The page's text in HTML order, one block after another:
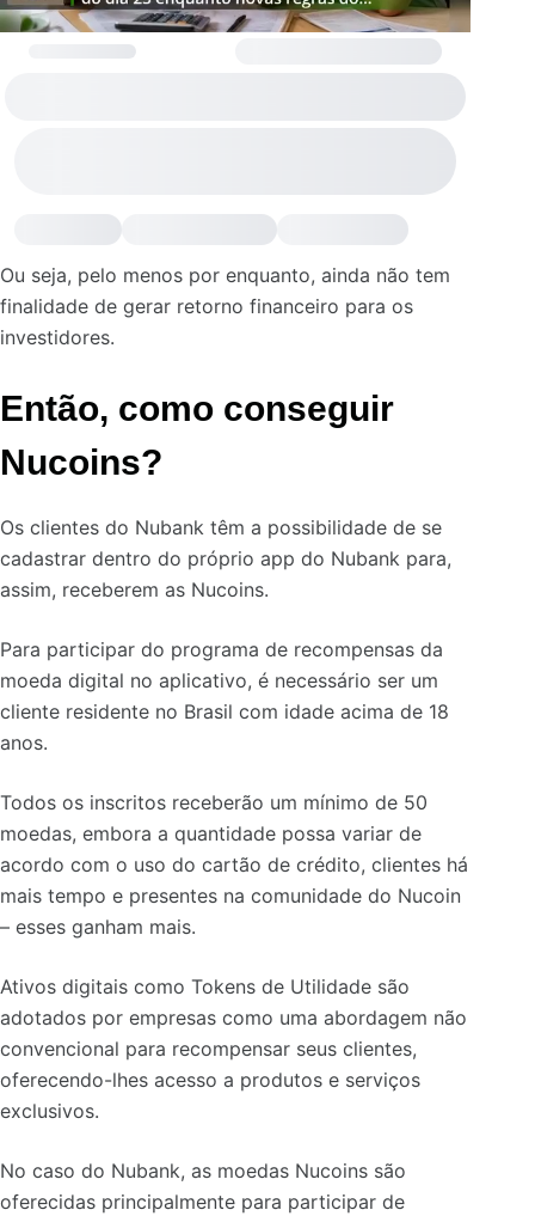
Ou seja, pelo menos por enquanto, ainda não tem
finalidade de gerar retorno financeiro para os
investidores.
Então, como conseguir
Nucoins?
Os clientes do Nubank têm a possibilidade de se
cadastrar dentro do próprio app do Nubank para,
assim, receberem as Nucoins.
Para participar do programa de recompensas da
moeda digital no aplicativo, é necessário ser um
cliente residente no Brasil com idade acima de 18
anos.
Todos os inscritos receberão um mínimo de 50
moedas, embora a quantidade possa variar de
acordo com o uso do cartão de crédito, clientes há
mais tempo e presentes na comunidade do Nucoin
– esses ganham mais.
Ativos digitais como Tokens de Utilidade são
adotados por empresas como uma abordagem não
convencional para recompensar seus clientes,
oferecendo-lhes acesso a produtos e serviços
exclusivos.
No caso do Nubank, as moedas Nucoins são
oferecidas principalmente para participar de